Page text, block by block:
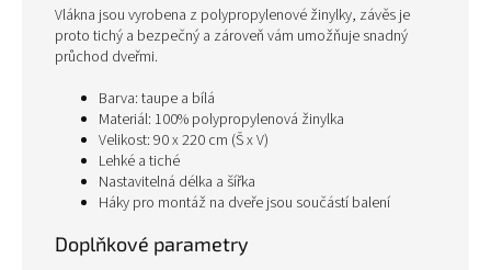
Vlákna jsou vyrobena z polypropylenové žinylky, závěs je
proto tichý a bezpečný a zároveň vám umožňuje snadný
průchod dveřmi.
Barva: taupe a bílá
Materiál: 100% polypropylenová žinylka
Velikost: 90 x 220 cm (Š x V)
Lehké a tiché
Nastavitelná délka a šířka
Háky pro montáž na dveře jsou součástí balení
Doplňkové parametry